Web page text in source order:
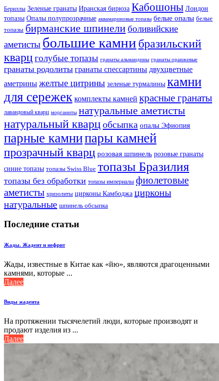
Бериллы Зеленые гранаты Иранская бирюза Кабошоны Лондон
топазы Опалы полупрозрачные аквамариновые топазы белые опалы белые
топазы бирманские шпинелиболивийские
аметисты большие камни бразильский
кварцголубые топазы гранаты альмандины гранаты оранжевые
гранаты родолиты гранаты спессартины двухцветные
аметрины желтые цитрины зеленые турмалины камни
для сережек комплекты камней красные гранаты
лавандовый кварц морганиты натуральные аметисты
натуральный кварцобсыпка опалы Эфиопия
парные камнипары камней
прозрачный кварц розовая шпинель розовые гранаты
синие топазы топазы Swiss Blue топазы Бразилия
топазы без обработки топазы империалы фиолетовые
аметисты хризолиты цирконы Камбоджа цирконы
натуральные шпинель обсыпка
Последние статьи
Жады. Жадеит и нефрит
Жады, известные в Китае как «йю», являются драгоценными
камнями, которые ...
Далее
Виды жадеита
На протяжении тысячелетий люди, которые производят и
продают изделия из ...
Далее